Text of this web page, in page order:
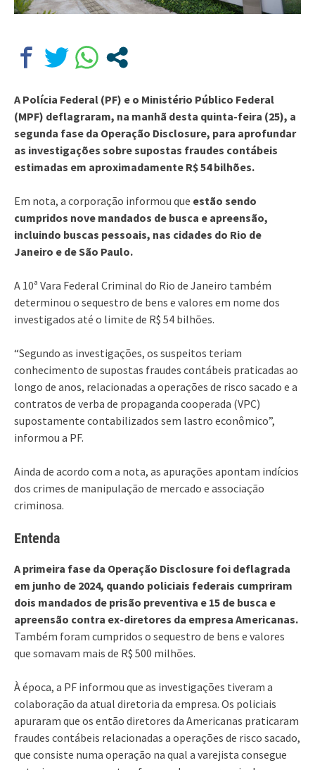
A Polícia Federal (PF) e o Ministério Público Federal
(MPF) deflagraram, na manhã desta quinta-feira (25), a
segunda fase da Operação Disclosure, para aprofundar
as investigações sobre supostas fraudes contábeis
estimadas em aproximadamente R$ 54 bilhões.
Em nota, a corporação informou que estão sendo
cumpridos nove mandados de busca e apreensão,
incluindo buscas pessoais, nas cidades do Rio de
Janeiro e de São Paulo.
A 10ª Vara Federal Criminal do Rio de Janeiro também
determinou o sequestro de bens e valores em nome dos
investigados até o limite de R$ 54 bilhões.
“Segundo as investigações, os suspeitos teriam
conhecimento de supostas fraudes contábeis praticadas ao
longo de anos, relacionadas a operações de risco sacado e a
contratos de verba de propaganda cooperada (VPC)
supostamente contabilizados sem lastro econômico”,
informou a PF.
Ainda de acordo com a nota, as apurações apontam indícios
dos crimes de manipulação de mercado e associação
criminosa.
Entenda
A primeira fase da Operação Disclosure foi deflagrada
em junho de 2024, quando policiais federais cumpriram
dois mandados de prisão preventiva e 15 de busca e
apreensão contra ex-diretores da empresa Americanas.
Também foram cumpridos o sequestro de bens e valores
que somavam mais de R$ 500 milhões.
À época, a PF informou que as investigações tiveram a
colaboração da atual diretoria da empresa. Os policiais
apuraram que os então diretores da Americanas praticaram
fraudes contábeis relacionadas a operações de risco sacado,
que consiste numa operação na qual a varejista consegue